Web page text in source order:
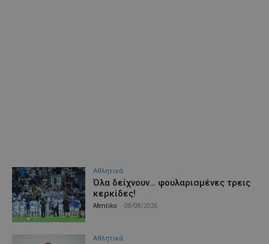
Αθλητικά
Όλα δείχνουν… φουλαρισμένες τρεις
κερκίδες!
Afentiko 08/08/2026
Αθλητικά